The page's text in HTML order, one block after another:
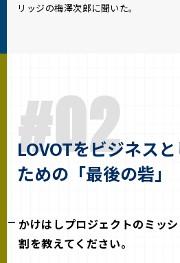
リッジの梅澤次郎に聞いた。
#02
LOVOTをビジネス
ための「最後の砦」
かけはしプロジェクトのミッ
割を教えてください。